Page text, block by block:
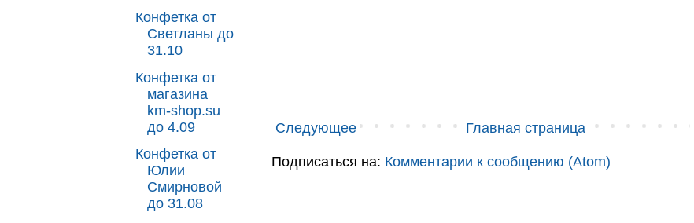
Следующее Главная страница
Подписаться на: Комментарии к сообщению (Atom)
Конфетка от
Светланы до
31.10
Конфетка от
магазина
km-shop.su
до 4.09
Конфетка от
Юлии
Смирновой
до 31.08